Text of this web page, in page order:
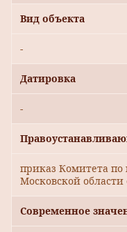
Вид объекта
-
Датировка
-
приказ Комитета
Московской
Современное